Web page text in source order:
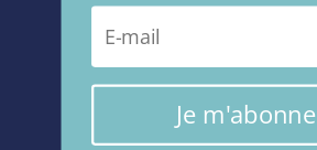
Je m'abonne